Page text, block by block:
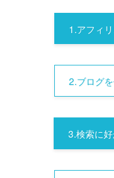
1.アフィ
2.ブログ
3.検索に